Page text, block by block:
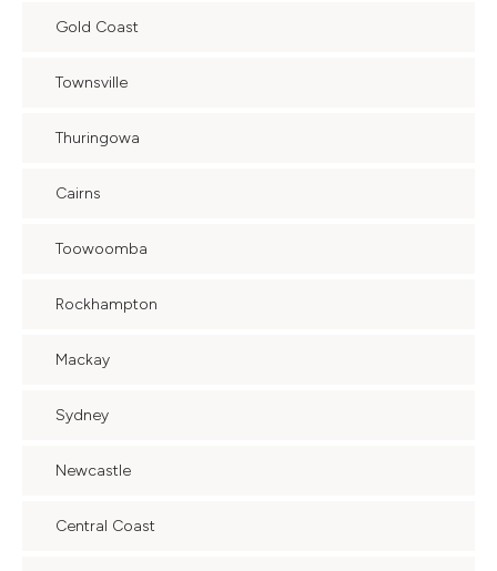
Gold Coast
Townsville
Thuringowa
Cairns
Toowoomba
Rockhampton
Mackay
Sydney
Newcastle
Central Coast